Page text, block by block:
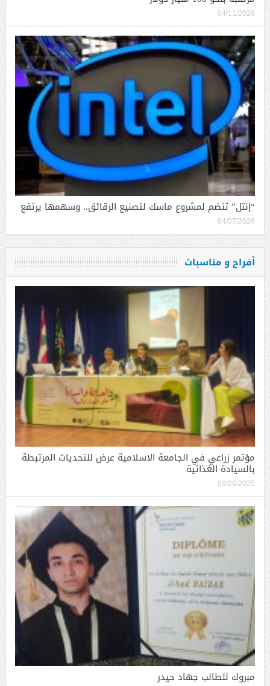
04/11/2026
“إنتل” تنضم لمشروع ماسك لتصنيع الرقائق.. وسهمها يرتفع
04/07/2026
أفراح و مناسبات
مؤتمر زراعي في الجامعة الاسلامية عرض للتحديات المرتبطة
بالسيادة الغذائية
09/28/2025
مبروك للطالب جهاد حيدر